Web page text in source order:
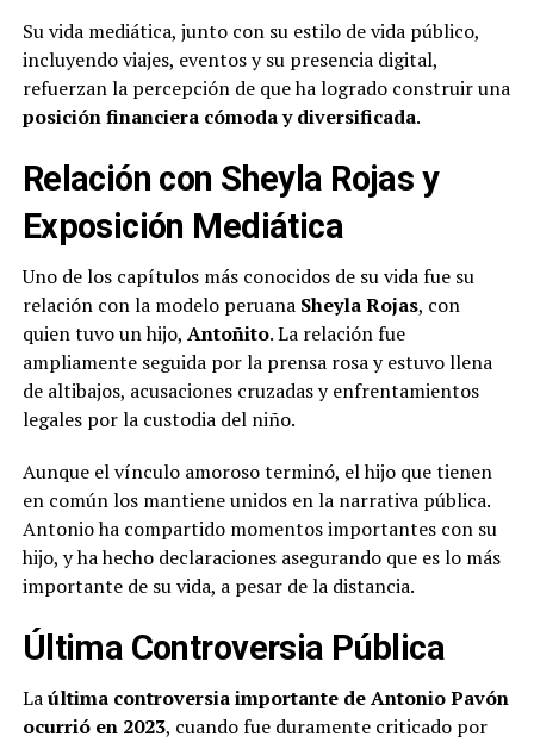
Su vida mediática, junto con su estilo de vida público,
incluyendo viajes, eventos y su presencia digital,
refuerzan la percepción de que ha logrado construir una
posición financiera cómoda y diversificada.
Relación con Sheyla Rojas y
Exposición Mediática
Uno de los capítulos más conocidos de su vida fue su
relación con la modelo peruana Sheyla Rojas, con
quien tuvo un hijo, Antoñito. La relación fue
ampliamente seguida por la prensa rosa y estuvo llena
de altibajos, acusaciones cruzadas y enfrentamientos
legales por la custodia del niño.
Aunque el vínculo amoroso terminó, el hijo que tienen
en común los mantiene unidos en la narrativa pública.
Antonio ha compartido momentos importantes con su
hijo, y ha hecho declaraciones asegurando que es lo más
importante de su vida, a pesar de la distancia.
Última Controversia Pública
Laúltima controversia importante de Antonio Pavón
ocurrió en 2023, cuando fue duramente criticado por